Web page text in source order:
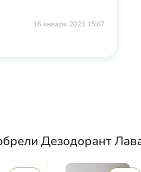
16 января 2023 15:07
Дезодорант